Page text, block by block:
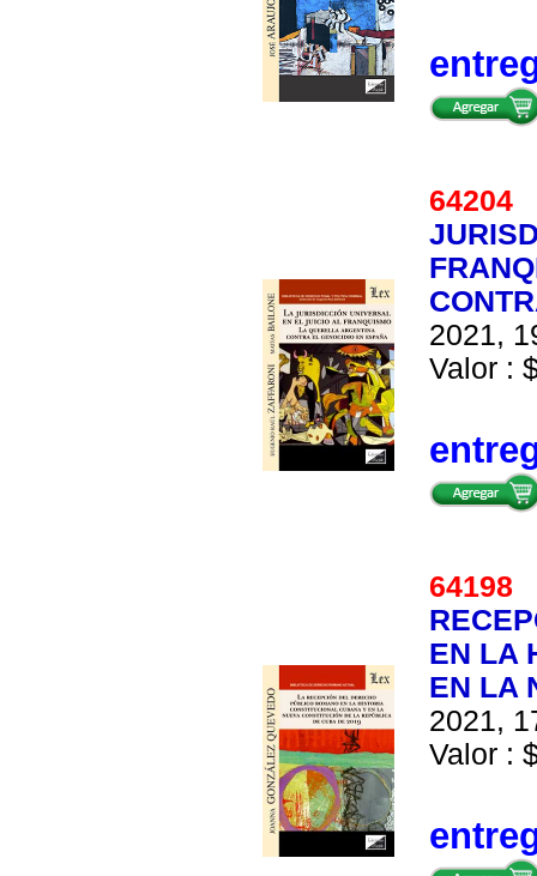
64204
2021,
Valor :
64198
EN LA
EN LA
2021,
Valor :